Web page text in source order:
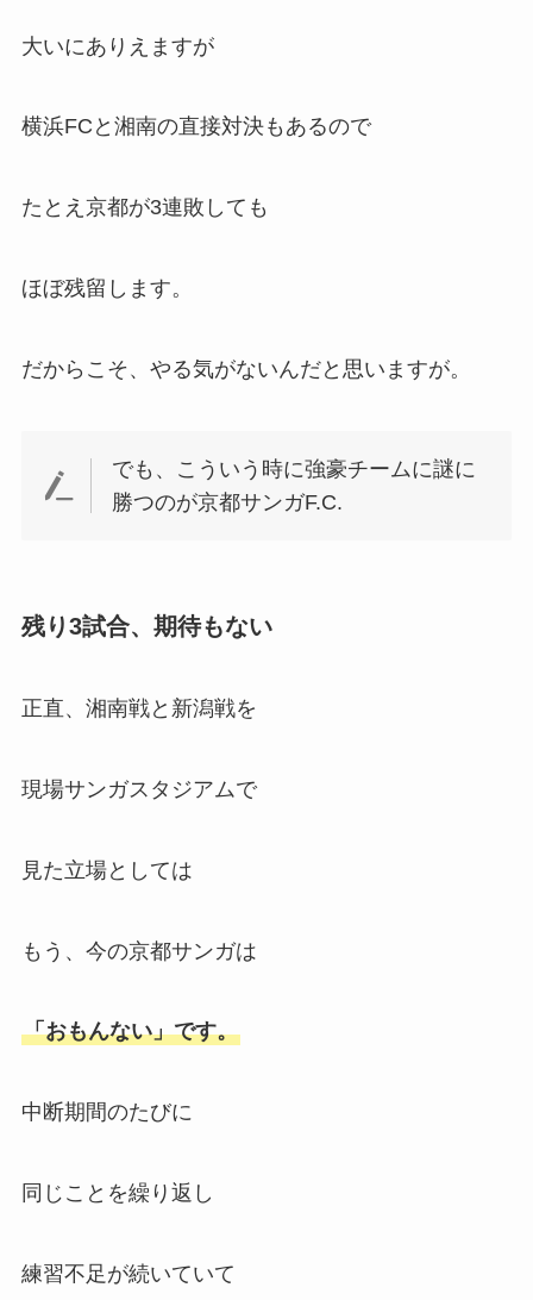
大いにありえますが
横浜FCと湘南の直接対決もあるので
たとえ京都が3連敗しても
ほぼ残留します。
だからこそ、やる気がないんだと思いますが。
でも、こういう時に強豪チームに謎に
勝つのが京都サンガF.C.
残り3試合、期待もない
正直、湘南戦と新潟戦を
現場サンガスタジアムで
見た立場としては
もう、今の京都サンガは
「おもんない」です。
中断期間のたびに
同じことを繰り返し
練習不足が続いていて